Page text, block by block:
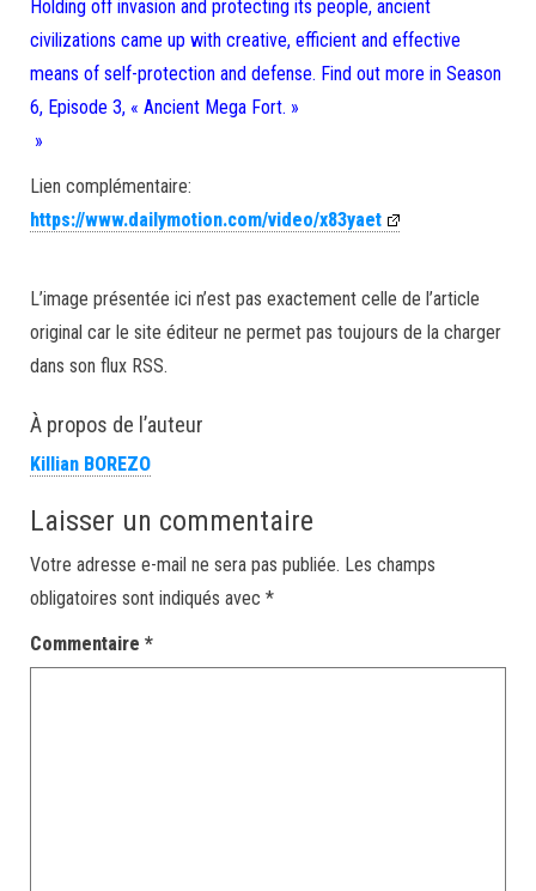
Holding off invasion and protecting its people, ancient
civilizations came up with creative, efficient and effective
means of self-protection and defense. Find out more in Season
6, Episode 3, « Ancient Mega Fort. »
»
Lien complémentaire:
https://www.dailymotion.com/video/x83yaet
L’image présentée ici n’est pas exactement celle de l’article
original car le site éditeur ne permet pas toujours de la charger
dans son flux RSS.
À propos de l’auteur
Killian BOREZO
Laisser un commentaire
Votre adresse e-mail ne sera pas publiée. Les champs
obligatoires sont indiqués avec *
Commentaire *